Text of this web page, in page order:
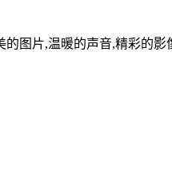
图片,温暖的声音,精彩的影